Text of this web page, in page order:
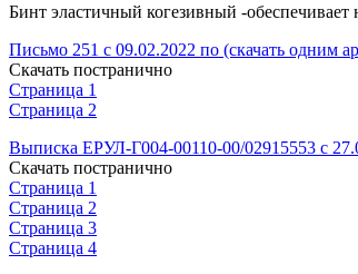
Бинт эластичный когезивный -
Письмо 251 с 09.02.2022 по (скачать одним
Скачать постранично
Страница 1
Страница 2
Выписка ЕРУЛ-Г004-00110-00/02915553 с
Скачать постранично
Страница 1
Страница 2
Страница 3
Страница 4